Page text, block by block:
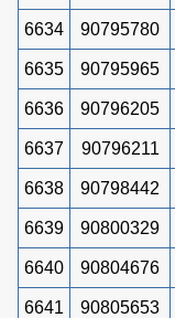
6634 90795780
6635 90795965
6636 90796205
6637 90796211
6638 90798442
6639 90800329
6640 90804676
6641 90805653